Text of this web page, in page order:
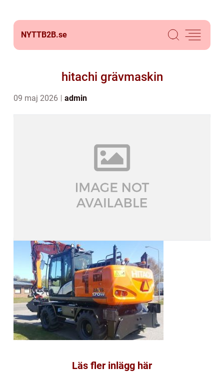
NYTTB2B.se
hitachi grävmaskin
09 maj 2026 admin
Läs fler inlägg här